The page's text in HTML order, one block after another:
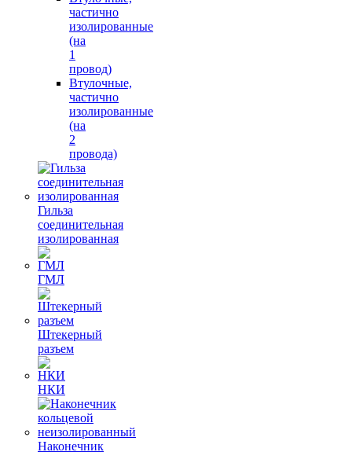
частично
изолированные
(на
1
провод)
Втулочные,
частично
изолированные
(на
2
провода)
Гильза
соединительная
изолированная
ГМЛ
Штекерный
разъем
НКИ
Наконечник